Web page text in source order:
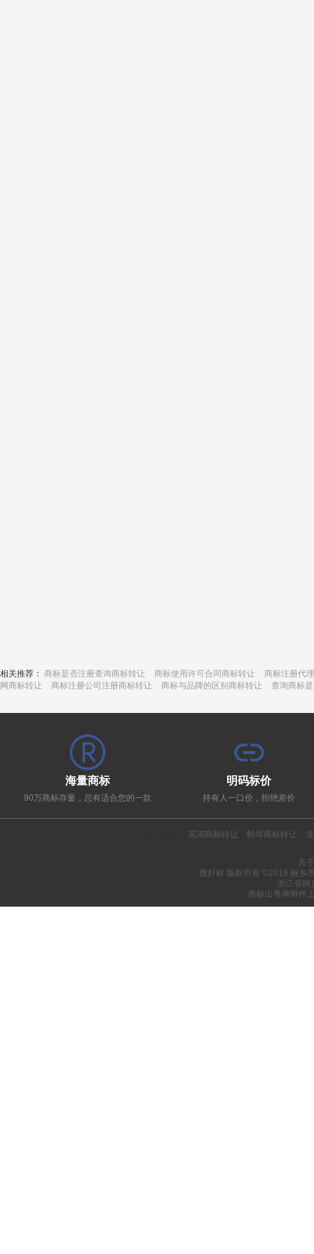
相关推荐： 商标是否注册查询商标转让 商标使用许可合同商标转让
商标注册代
网商标转让
商标注册公司注册商标转让 商标与品牌的区别商标转让 查询商标
海量商标
90万商标存量，总有适合您的一款
明码标价
持有人一口价，拒绝差价
芜湖商标转让 蚌埠商标转让
关
搜好标 版权所有 ©2019 桐乡
浙江省桐
商标出售将附件